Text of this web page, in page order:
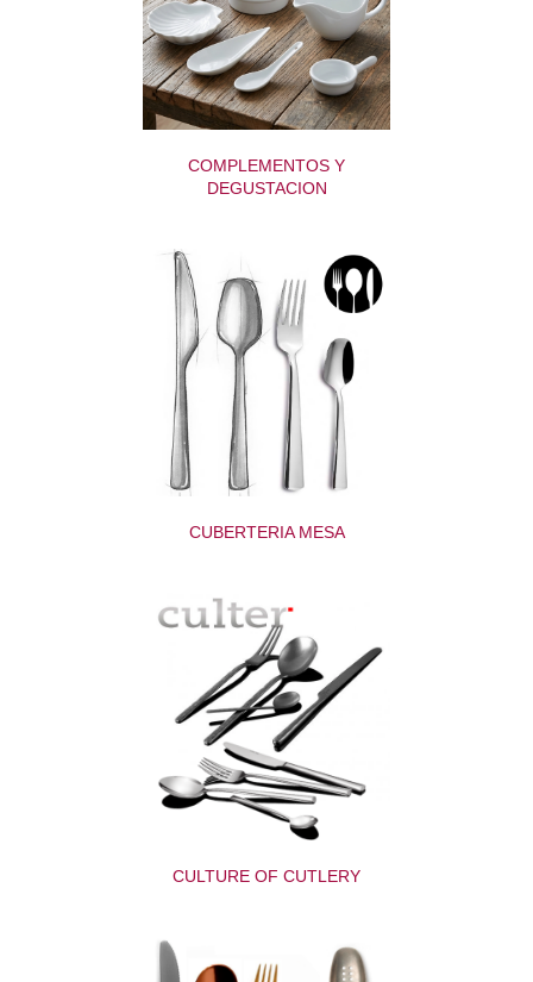
COMPLEMENTOS Y
DEGUSTACION
CUBERTERIA MESA
CULTURE OF CUTLERY